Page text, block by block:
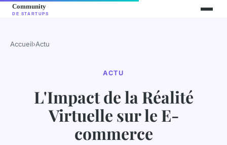
Accueil›Actu
ACTU
L'Impact de la Réalité
Virtuelle sur le E-
commerce